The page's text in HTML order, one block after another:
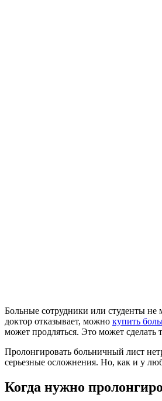
Больные сотрудники или студенты не
доктор отказывает, можно купить
может продляться. Это может сделать
Пролонгировать больничный лист
серьезные осложнения. Но, как и у
Когда нужно